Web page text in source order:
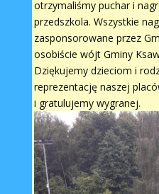
otrzymaliśmy puchar i
przedszkola. Wszystkie
zasponsorowane przez
osobiście wójt Gminy
Dziękujemy dzieciom i
reprezentację naszej
i gratulujemy wygranej.